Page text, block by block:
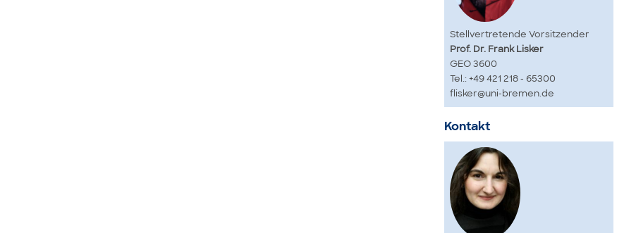
Stellvertretende Vorsitzender
Prof. Dr. Frank Lisker
GEO 3600
Tel.: +49 421 218 - 65300
flisker@uni-bremen.de
Kontakt